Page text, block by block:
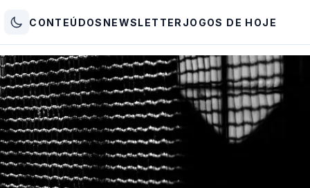
CONTEÚDOS NEWSLETTER JOGOS DE HOJE